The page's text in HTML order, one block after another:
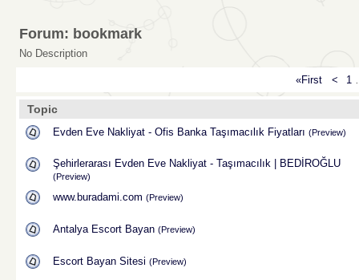
Forum: bookmark
No Description
«First < 1
Topic
Evden Eve Nakliyat - Ofis Banka Taşımacılık Fiyatları (Preview)
Şehirlerarası Evden Eve Nakliyat - Taşımacılık | BEDİROĞLU
(Preview)
www.buradami.com (Preview)
Antalya Escort Bayan (Preview)
Escort Bayan Sitesi (Preview)